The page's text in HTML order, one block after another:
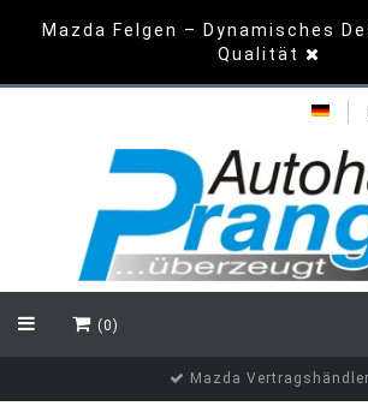
Mazda Felgen – Dynamisches
Qualität
(0)
Mazda Vertragshändler